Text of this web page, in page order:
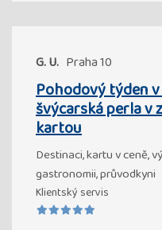
G. U. Praha 10
Pohodový týden v
švýcarská perla
kartou
Destinaci, kartu v ceně,
gastronomii, průvodkyni
Klientský servis